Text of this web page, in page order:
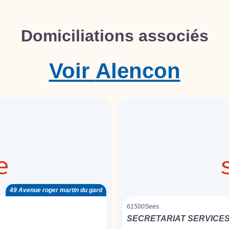
Domiciliations associés
Alencon
Voir
49 Avenue roger martin du gard
61500Sees
SECRETARIAT